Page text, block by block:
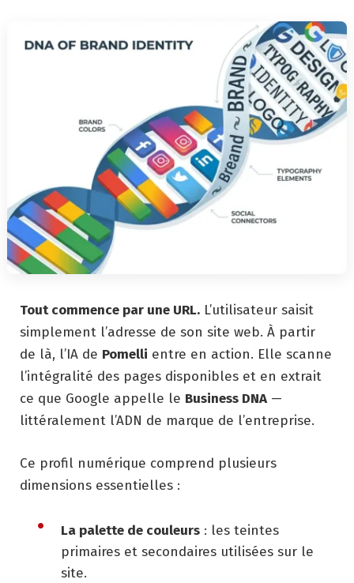
Tout commence par une URL. L’utilisateur saisit
simplement l’adresse de son site web. À partir
de là, l’IA de Pomelli entre en action. Elle scanne
l’intégralité des pages disponibles et en extrait
ce que Google appelle le Business DNA —
littéralement l’ADN de marque de l’entreprise.
Ce profil numérique comprend plusieurs
dimensions essentielles :
La palette de couleurs : les teintes
primaires et secondaires utilisées sur le
site.